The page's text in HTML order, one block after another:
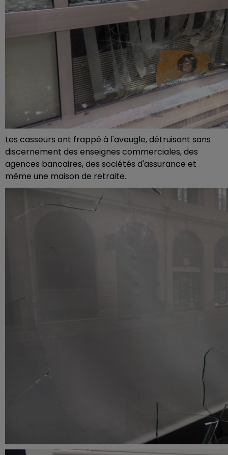
Les casseurs ont frappé à l'aveugle, détruisant sans
discernement des enseignes commerciales, des
agences bancaires, des sociétés d'assurance et
même une maison de retraite.